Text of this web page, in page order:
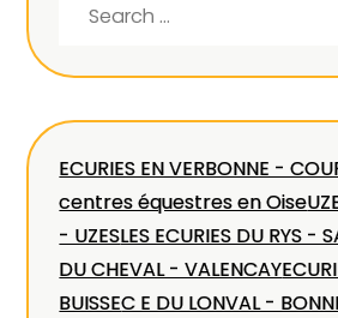
ECURIES EN VERBONNE -
centres équestres en Oise
- UZESLES ECURIES DU RYS -
DU CHEVAL - VALENCAY
BUISSEC E DU LONVAL -